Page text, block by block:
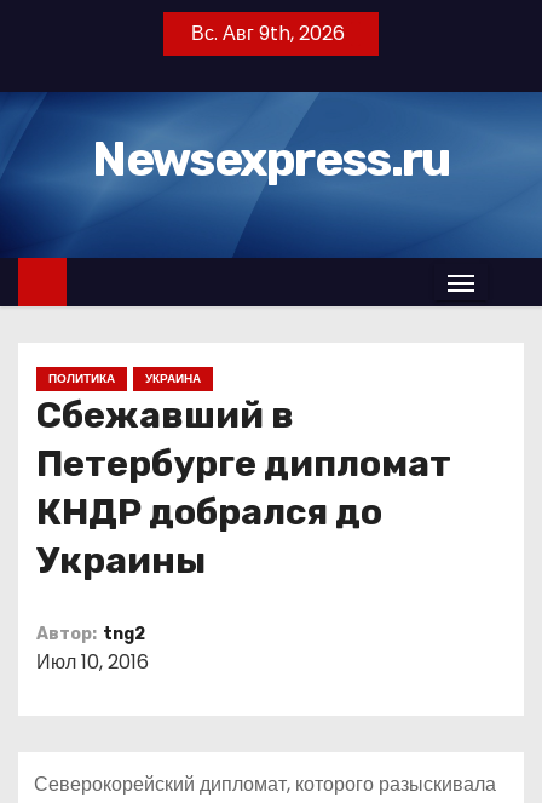
т
к
Вс. Авг 9th, 2026
Newsexpress.ru
ПОЛИТИКА УКРАИНА
Сбежавший в
Петербурге дипломат
КНДР добрался до
Украины
Автор: tng2
Июл 10, 2016
Северокорейский дипломат, которого разыскивала